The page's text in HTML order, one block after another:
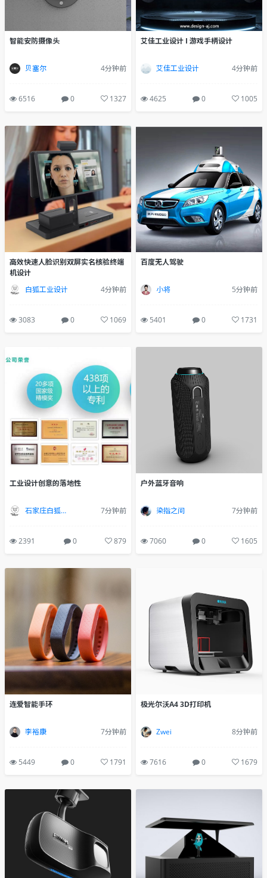
智能安防摄像头
贝塞尔 4分钟前
6516 0 1327
艾佳工业设计 I 游戏手柄设计
艾佳工业设计 4分钟前
4625 0 1005
高效快速人脸识别双屏实名核验终端
机设计
白狐工业设计
4分钟前
3083 0 1069
百度无人驾驶
小将 5分钟前
5401 0 1731
工业设计创意的落地性
石家庄白狐设计 7分钟前
2391 0 879
户外蓝牙音响
染指之间 7分钟前
7060 0 1605
连爱智能手环
李裕康 7分钟前
5449 0 1791
极光尔沃A4 3D打印机
Zwei 8分钟前
7616 0 1679